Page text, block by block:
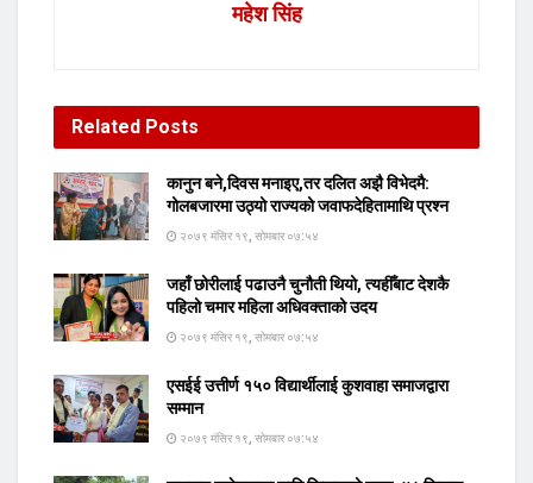
महेश सिंह
Related Posts
कानुन बने,दिवस मनाइए,तर दलित अझै विभेदमै:
गोलबजारमा उठ्यो राज्यको जवाफदेहितामाथि प्रश्न
२०७९ मंसिर १९, सोमबार ०७:५४
जहाँ छोरीलाई पढाउनै चुनौती थियो, त्यहीँबाट देशकै
पहिलो चमार महिला अधिवक्ताको उदय
२०७९ मंसिर १९, सोमबार ०७:५४
एसईई उत्तीर्ण १५० विद्यार्थीलाई कुशवाहा समाजद्वारा
सम्मान
२०७९ मंसिर १९, सोमबार ०७:५४